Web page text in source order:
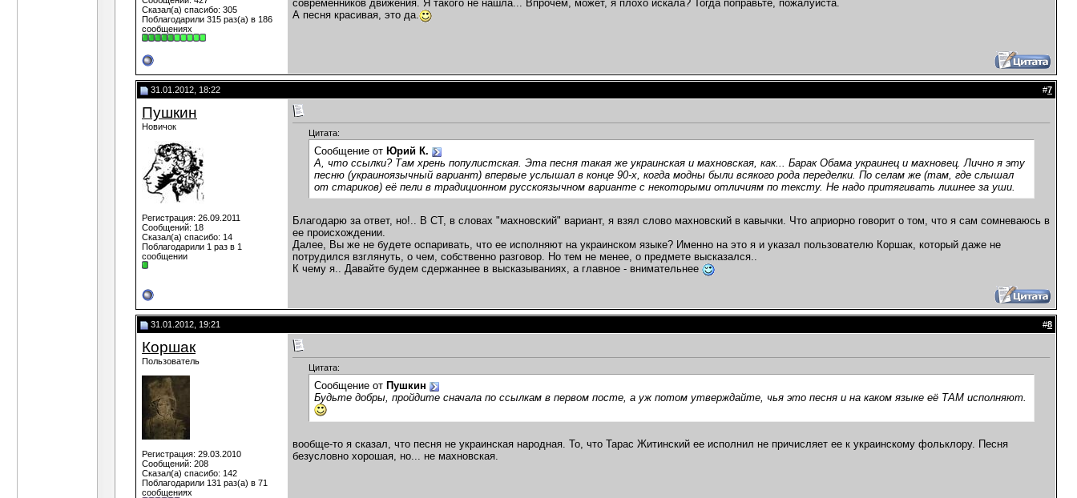
Сказал(а) спасибо: 305
Поблагодарили 315 раз(а) в 186
сообщениях
современников движения. Я такого не нашла... Впрочем, может, я плохо искала? Тогда поправьте, пожалуйста.
А песня красивая, это да.
31.01.2012, 18:22 #7
Пушкин
Новичок
Регистрация: 26.09.2011
Сообщений: 18
Сказал(а) спасибо: 14
Поблагодарили 1 раз в 1
сообщении
Цитата:
Сообщение от Юрий К.
А, что ссылки? Там хрень популистская. Эта песня такая же украинская и махновская, как... Барак Обама украинец и махновец. Лично я эту
песню (украиноязычный вариант) впервые услышал в конце 90-х, когда модны были всякого рода переделки. По селам же (там, где слышал
от стариков) её пели в традиционном русскоязычном варианте с некоторыми отличиям по тексту. Не надо притягивать лишнее за уши.
Благодарю за ответ, но!.. В СТ, в словах "махновский" вариант, я взял слово махновский в кавычки. Что априорно говорит о том, что я сам сомневаюсь в
ее происхождении.
Далее, Вы же не будете оспаривать, что ее исполняют на украинском языке? Именно на это я и указал пользователю Коршак, который даже не
потрудился взглянуть, о чем, собственно разговор. Но тем не менее, о предмете высказался..
К чему я.. Давайте будем сдержаннее в высказываниях, а главное - внимательнее
31.01.2012, 19:21 #8
Коршак
Пользователь
Регистрация: 29.03.2010
Сообщений: 208
Сказал(а) спасибо: 142
Поблагодарили 131 раз(а) в 71
сообщениях
Цитата:
Сообщение от Пушкин
Будьте добры, пройдите сначала по ссылкам в первом посте, а уж потом утверждайте, чья это песня и на каком языке её ТАМ исполняют.
вообще-то я сказал, что песня не украинская народная. То, что Тарас Житинский ее исполнил не причисляет ее к украинскому фольклору. Песня
безусловно хорошая, но... не махновская.